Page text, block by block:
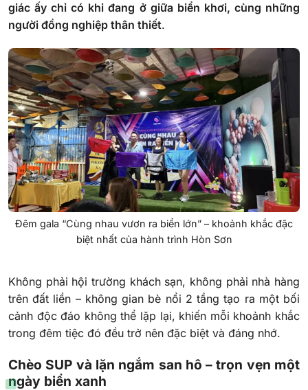
giác ấy chỉ có khi đang ở giữa biển khơi, cùng những
người đồng nghiệp thân thiết.
Đêm gala “Cùng nhau vươn ra biển lớn” – khoảnh khắc đặc
biệt nhất của hành trình Hòn Sơn
Không phải hội trường khách sạn, không phải nhà hàng
trên đất liền – không gian bè nổi 2 tầng tạo ra một bối
cảnh độc đáo không thể lặp lại, khiến mỗi khoảnh khắc
trong đêm tiệc đó đều trở nên đặc biệt và đáng nhớ.
Chèo SUP và lặn ngắm san hô – trọn vẹn một
ngày biển xanh